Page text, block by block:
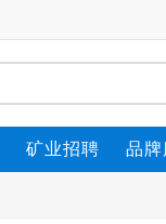
矿业招聘 品牌